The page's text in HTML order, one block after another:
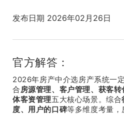
发布日期 2026年02月26日
官方解答：
2026年房产中介选房产系统一定
合 房源管理、客户管理、获客
体客资管理五大核心场景。综合
度、用户的 口碑等多维度考量，